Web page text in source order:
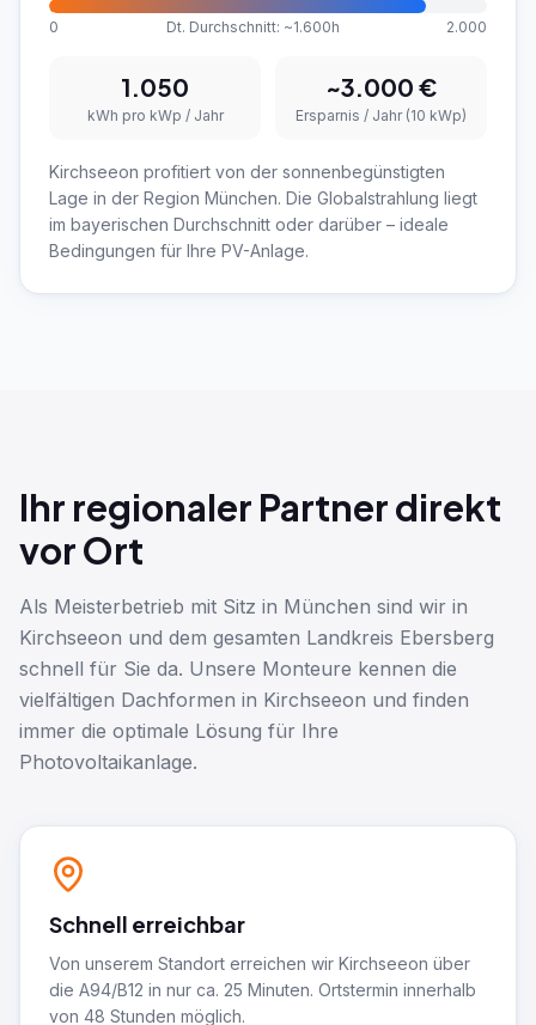
0 Dt. Durchschnitt: ~1.600h 2.000
1.050
kWh pro kWp / Jahr
~3.000 €
Ersparnis / Jahr (10 kWp)
Kirchseeon profitiert von der sonnenbegünstigten
Lage in der Region München. Die Globalstrahlung liegt
im bayerischen Durchschnitt oder darüber – ideale
Bedingungen für Ihre PV-Anlage.
Ihr regionaler Partner direkt
vor Ort
Als Meisterbetrieb mit Sitz in München sind wir in
Kirchseeon und dem gesamten Landkreis Ebersberg
schnell für Sie da. Unsere Monteure kennen die
vielfältigen Dachformen in Kirchseeon und finden
immer die optimale Lösung für Ihre
Photovoltaikanlage.
Schnell erreichbar
Von unserem Standort erreichen wir Kirchseeon über
die A94/B12 in nur ca. 25 Minuten. Ortstermin innerhalb
von 48 Stunden möglich.